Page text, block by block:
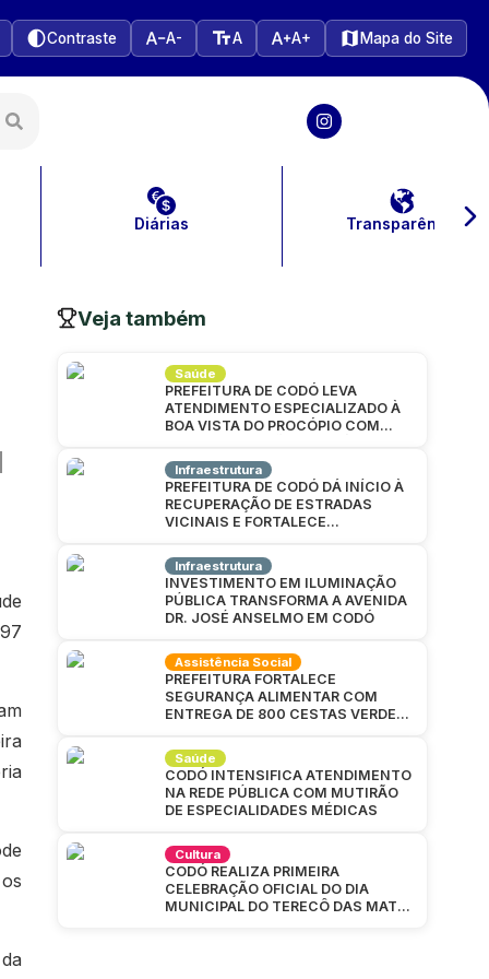
Contraste A- A A+ Mapa do Site
Diárias Transparência
Veja também
Saúde
PREFEITURA DE CODÓ LEVA
ATENDIMENTO ESPECIALIZADO À
BOA VISTA DO PROCÓPIO COM
Infraestrutura
PREFEITURA DE CODÓ DÁ INÍCIO À
RECUPERAÇÃO DE ESTRADAS
VICINAIS E FORTALECE
Infraestrutura
INVESTIMENTO EM ILUMINAÇÃO
PÚBLICA TRANSFORMA A AVENIDA
DR. JOSÉ ANSELMO EM CODÓ
Assistência Social
PREFEITURA FORTALECE
SEGURANÇA ALIMENTAR COM
ENTREGA DE 800 CESTAS VERDES
Saúde
CODÓ INTENSIFICA ATENDIMENTO
NA REDE PÚBLICA COM MUTIRÃO
DE ESPECIALIDADES MÉDICAS
Cultura
CODÓ REALIZA PRIMEIRA
CELEBRAÇÃO OFICIAL DO DIA
MUNICIPAL DO TERECÔ DAS MATAS